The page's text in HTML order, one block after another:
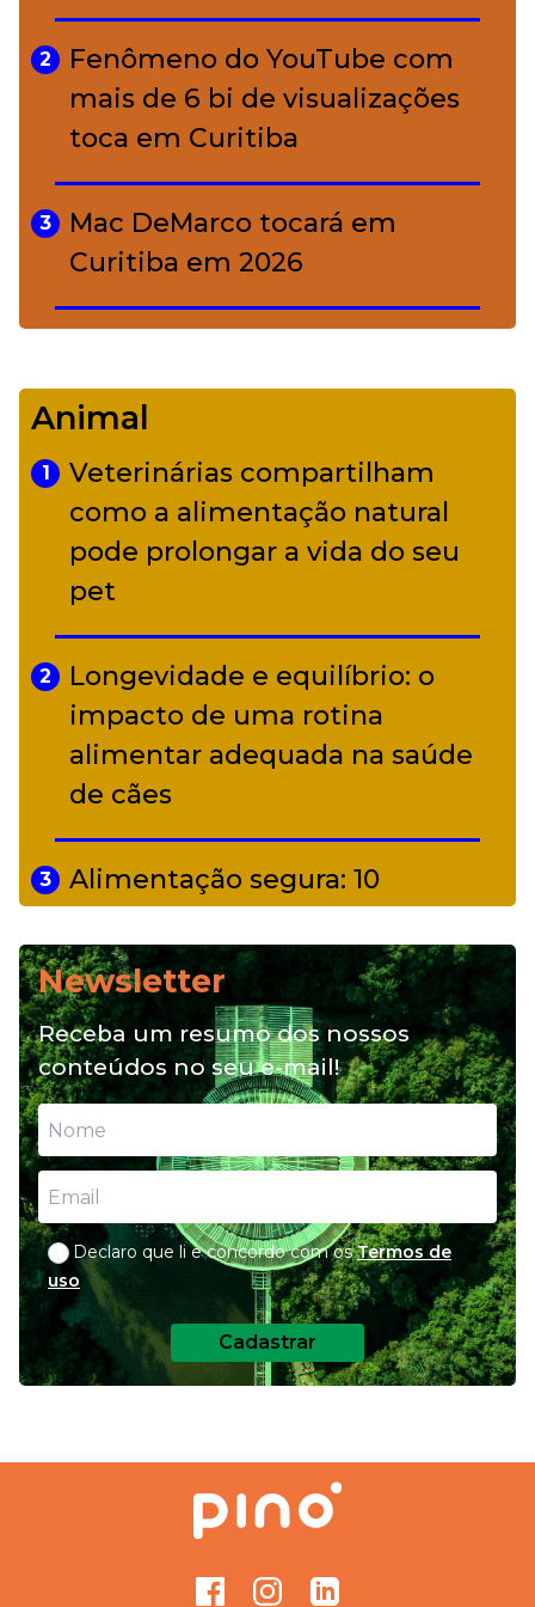
A ciência por trás da skincare: a
função de cada ativo
2
Fenômeno do YouTube com
mais de 6 bi de visualizações
toca em Curitiba
3
Mac DeMarco tocará em
Curitiba em 2026
Camerata tem repertório
diverso a partir de R$ 17
Adriana Calcanhotto retoma
alter ego infantil para show em
Curitiba
Animal
1
Veterinárias compartilham
como a alimentação natural
pode prolongar a vida do seu
pet
2
Longevidade e equilíbrio: o
impacto de uma rotina
alimentar adequada na saúde
de cães
3
Alimentação segura: 10
4
Alimentação natural e mix
feeding: conheça essas opções
para nutrição do seu pet
Newsletter
Receba um resumo dos nossos
conteúdos no seu e-mail!
Declaro que li e concordo com os Termos de
uso
Cadastrar
FacebookInstagramGitHub